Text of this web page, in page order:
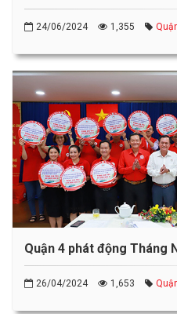
24/06/2024 1,355
Quận 4 phát động Tháng
26/04/2024 1,653